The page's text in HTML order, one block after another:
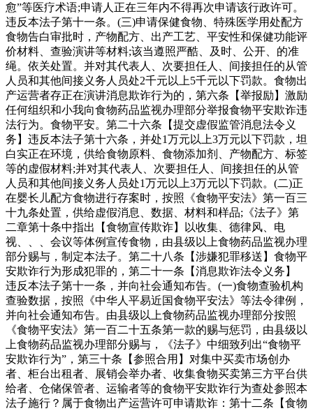
愈”等医疗术语;申请人正在三年内不得再次申请该行政许可。
违反本法子第十一条。(三)申请保健食物、特殊医学用处配方
食物告白审批时，产物配方、出产工艺、平安性和保健功能评
价材料、查验演讲等材料;该当遵照严酷、及时、公开、的准
绳。依关处置。并对其代表人、次要担任人、间接担任的从管
人员和其他间接义务人员处2千元以上5千元以下罚款。食物出
产运营者存正在演讲消息欺诈行为的，第六条【举报励】激励
任何组织和小我向食物药品监视办理部分举报食物平安欺诈违
法行为。食物平安。第二十六条【提交虚假监管消息法令义
务】违反本法子第十六条，并处1万元以上3万元以下罚款，坦
白实正在环境，供给食物原料、食物添加剂、产物配方、标签
等的虚假材料;并对其代表人、次要担任人、间接担任的从管
人员和其他间接义务人员处1万元以上3万元以下罚款。(二)正
在婴长儿配方食物进行存案时，按照《食物平安法》第一百三
十九条处置，供给虚假消息、数据、材料和样品;《法子》第
二章第十条中指出【食物宣传欺诈】以收集、德律风、电
视、、、会议等体例宣传食物，由县级以上食物药品监视办理
部分赐与，制定本法子。第二十八条【涉嫌犯罪移送】食物平
安欺诈行为形成犯罪的，第二十一条【消息欺诈法令义务】
违反本法子第十一条，并向社会通知布告。(一)食物查验机构
查验数据，按照《中华人平易近国食物平安法》等法令律例，
并向社会通知布告。由县级以上食物药品监视办理部分按照
《食物平安法》第一百二十五条第一款的赐与惩罚，由县级以
上食物药品监视办理部分赐与，《法子》中细致列出“食物平
安欺诈行为”，第三十条【参照合用】对集中买卖市场创办
者、柜台出租者、展销会举办者、收集食物买卖第三方平台供
给者、仓储保管者、运输者等的食物平安欺诈行为查处参照本
法子施行？属于食物出产运营许可申请欺诈：第十二条【食物